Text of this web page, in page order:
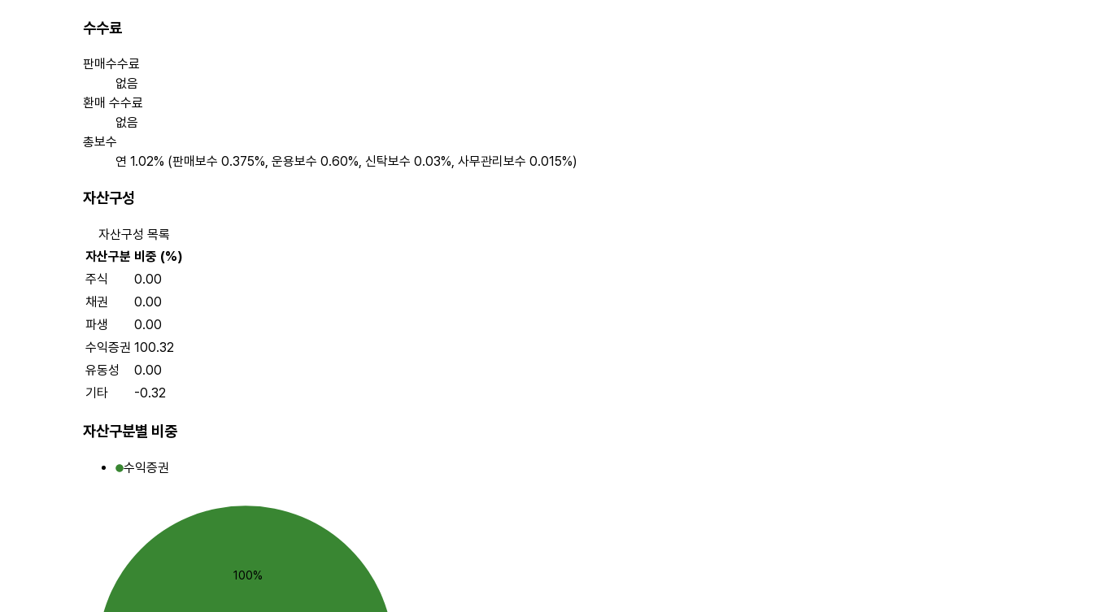
수수료
판매수수료
없음
환매 수수료
없음
총보수
연 1.02% (판매보수 0.375%, 운용보수 0.60%, 신탁보수 0.03%, 사무관리보수 0.015%)
자산구성
자산구성 목록
자산구분 비중 (%)
주식
0.00
채권
0.00
파생
0.00
수익증권 100.32
유동성
0.00
기타
-0.32
자산구분별 비중
수익증권
100%